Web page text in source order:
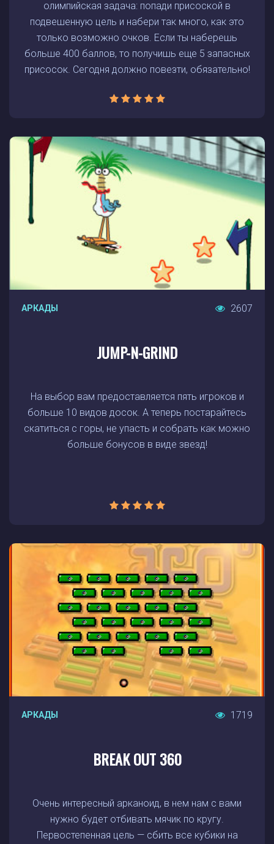
олимпийская задача: попади присоской в
подвешенную цель и набери так много, как это
только возможно очков. Если ты наберешь
больше 400 баллов, то получишь еще 5 запасных
присосок. Сегодня должно повезти, обязательно!
АРКАДЫ 2607
JUMP-N-GRIND
На выбор вам предоставляется пять игроков и
больше 10 видов досок. А теперь постарайтесь
скатиться с горы, не упасть и собрать как можно
больше бонусов в виде звезд!
АРКАДЫ 1719
BREAK OUT 360
Очень интересный арканоид, в нем нам с вами
нужно будет отбивать мячик по кругу.
Первостепенная цель — сбить все кубики на